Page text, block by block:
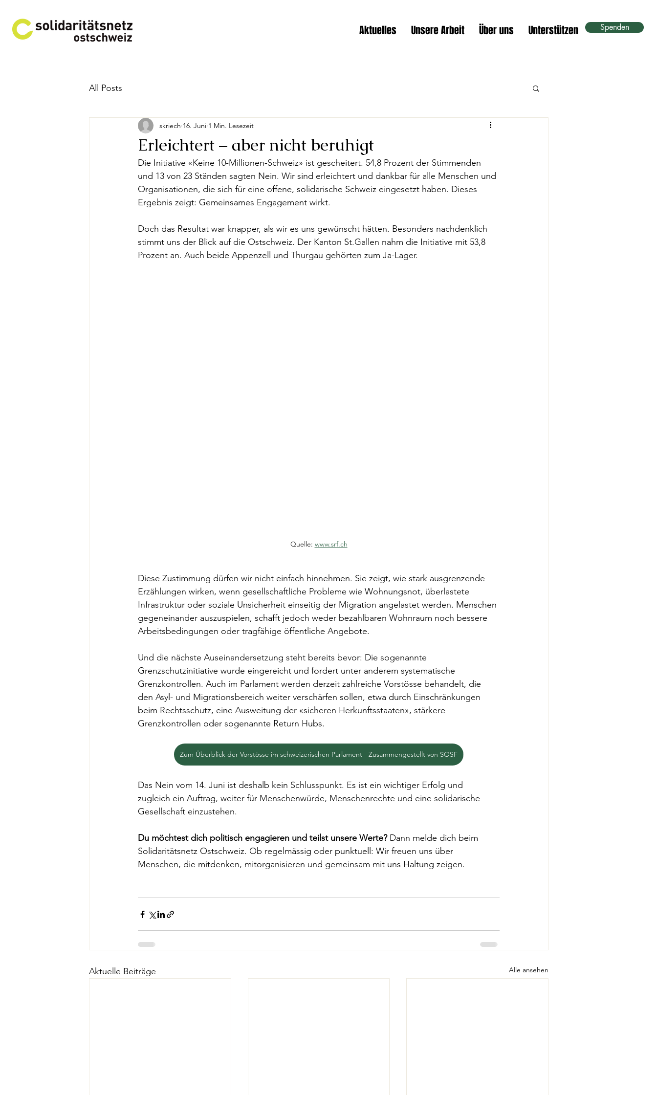
Aktuelles Unsere Arbeit Über uns Unterstützen Spenden
All Posts
Erleichtert – aber nicht beruhigt
skriech 16. Juni 1 Min. Lesezeit
Die Initiative «Keine 10-Millionen-Schweiz» ist gescheitert. 54,8 Prozent der Stimmenden
und 13 von 23 Ständen sagten Nein. Wir sind erleichtert und dankbar für alle Menschen und
Organisationen, die sich für eine offene, solidarische Schweiz eingesetzt haben. Dieses
Ergebnis zeigt: Gemeinsames Engagement wirkt.
Doch das Resultat war knapper, als wir es uns gewünscht hätten. Besonders nachdenklich
stimmt uns der Blick auf die Ostschweiz. Der Kanton St.Gallen nahm die Initiative mit 53,8
Prozent an. Auch beide Appenzell und Thurgau gehörten zum Ja-Lager.
Quelle: www.srf.ch
Diese Zustimmung dürfen wir nicht einfach hinnehmen. Sie zeigt, wie stark ausgrenzende
Erzählungen wirken, wenn gesellschaftliche Probleme wie Wohnungsnot, überlastete
Infrastruktur oder soziale Unsicherheit einseitig der Migration angelastet werden. Menschen
gegeneinander auszuspielen, schafft jedoch weder bezahlbaren Wohnraum noch bessere
Arbeitsbedingungen oder tragfähige öffentliche Angebote.
Und die nächste Auseinandersetzung steht bereits bevor: Die sogenannte
Grenzschutzinitiative wurde eingereicht und fordert unter anderem systematische
Grenzkontrollen. Auch im Parlament werden derzeit zahlreiche Vorstösse behandelt, die
den Asyl- und Migrationsbereich weiter verschärfen sollen, etwa durch Einschränkungen
beim Rechtsschutz, eine Ausweitung der «sicheren Herkunftsstaaten», stärkere
Grenzkontrollen oder sogenannte Return Hubs.
Zum Überblick der Vorstösse im schweizerischen Parlament - Zusammengestellt von SOSF
Das Nein vom 14. Juni ist deshalb kein Schlusspunkt. Es ist ein wichtiger Erfolg und
zugleich ein Auftrag, weiter für Menschenwürde, Menschenrechte und eine solidarische
Gesellschaft einzustehen.
Du möchtest dich politisch engagieren und teilst unsere Werte? Dann melde dich beim
Solidaritätsnetz Ostschweiz. Ob regelmässig oder punktuell: Wir freuen uns über
Menschen, die mitdenken, mitorganisieren und gemeinsam mit uns Haltung zeigen.
Aktuelle Beiträge Alle ansehen